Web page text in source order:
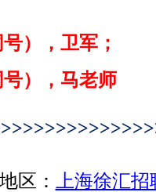
号），卫军；
号），马老师
区： 上海徐汇